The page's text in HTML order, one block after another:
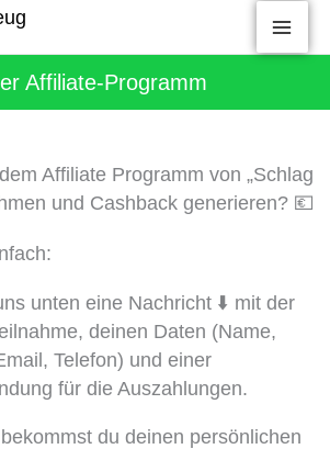
Affiliate-Programm
Affiliate Programm von „Schlag
und Cashback generieren? 💶
unten eine Nachricht ⬇️ mit der
deinen Daten (Name,
Telefon) und einer
für die Auszahlungen.
du deinen persönlichen